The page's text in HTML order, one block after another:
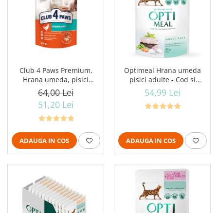
Club 4 Paws Premium,
Hrana umeda, pisici
sterilizate, 24x80g
64,00 Lei
51,20 Lei
ADAUGA IN COS
Optimeal Hrana umeda
pisici adulte - Cod si
legume in jeleu, set
12*0,085kg
54,99 Lei
ADAUGA IN COS